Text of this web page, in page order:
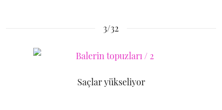
3/32
Saçlar yükseliyor